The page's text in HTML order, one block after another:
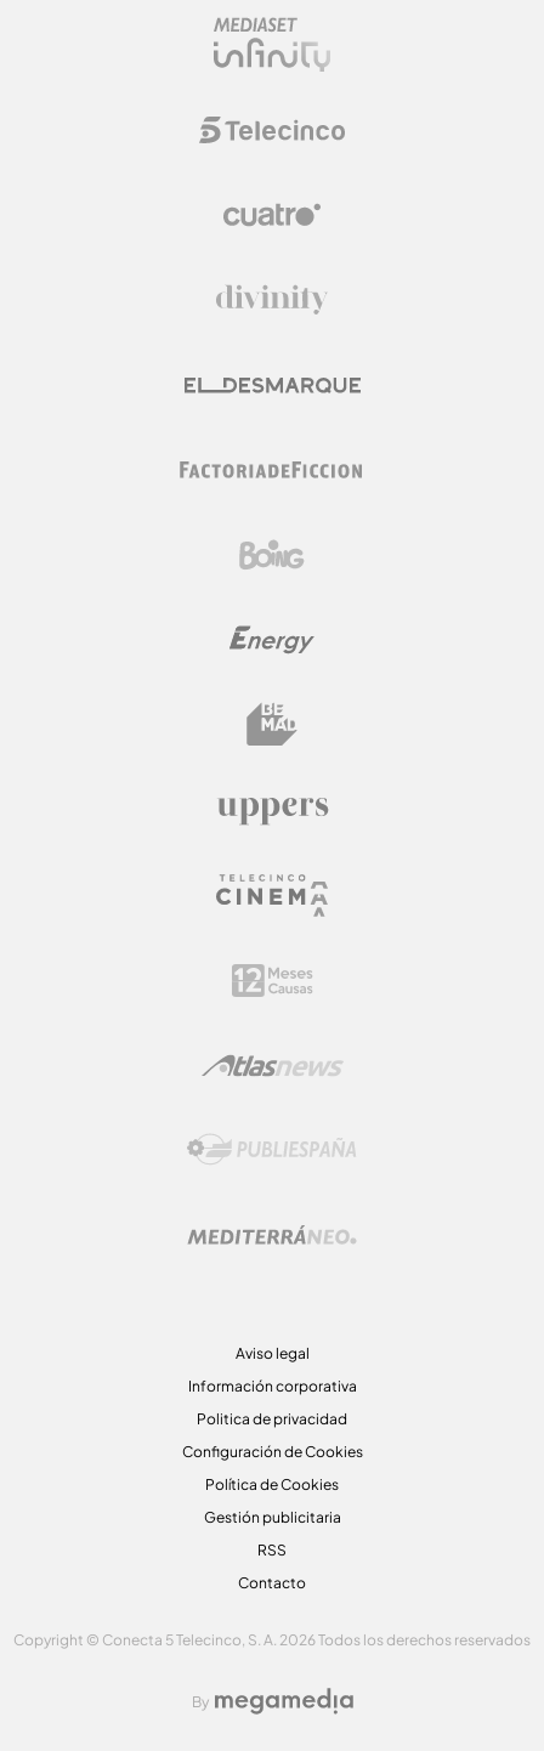
Aviso legal
Información corporativa
Politica de privacidad
Configuración de Cookies
Política de Cookies
Gestión publicitaria
RSS
Contacto
Copyright © Conecta 5 Telecinco, S. A. 2026 Todos los derechos reservados
By